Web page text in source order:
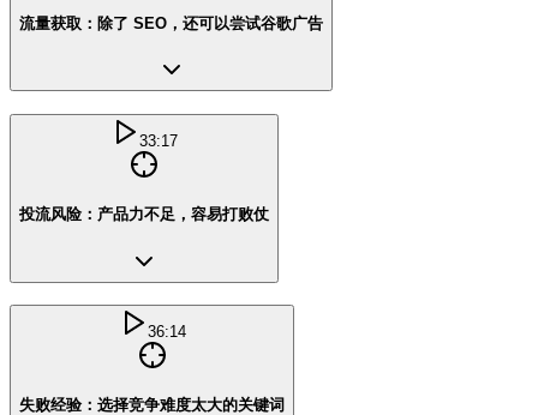
流量获取：除了 SEO，还可以尝试谷歌广告
33:17
投流风险：产品力不足，容易打败仗
36:14
失败经验：选择竞争难度太大的关键词